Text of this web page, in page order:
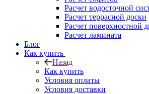
Расчет водосточной
Расчет террасной доски
Расчет поверхностной
Расчет ламината
Блог
Как купить
Назад
Как купить
Условия оплаты
Условия доставки